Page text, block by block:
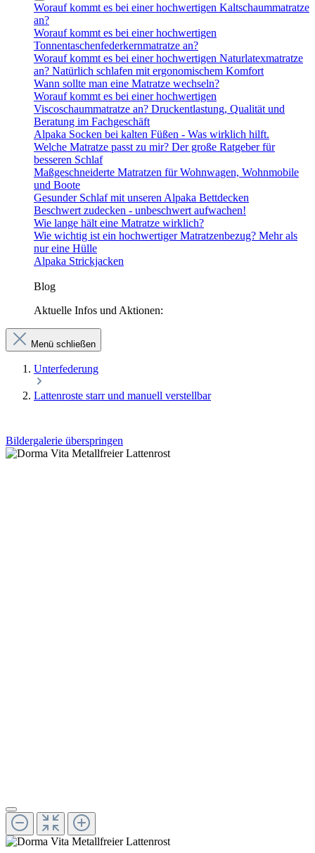
Worauf kommt es bei einer hochwertigen Kaltschaummatratze
an?
Worauf kommt es bei einer hochwertigen
Tonnentaschenfederkernmatratze an?
Worauf kommt es bei einer hochwertigen Naturlatexmatratze
an? Natürlich schlafen mit ergonomischem Komfort
Wann sollte man eine Matratze wechseln?
Worauf kommt es bei einer hochwertigen
Viscoschaummatratze an? Druckentlastung, Qualität und
Beratung im Fachgeschäft
Alpaka Socken bei kalten Füßen - Was wirklich hilft.
Welche Matratze passt zu mir? Der große Ratgeber für
besseren Schlaf
Maßgeschneiderte Matratzen für Wohnwagen, Wohnmobile
und Boote
Gesunder Schlaf mit unseren Alpaka Bettdecken
Beschwert zudecken - unbeschwert aufwachen!
Wie lange hält eine Matratze wirklich?
Wie wichtig ist ein hochwertiger Matratzenbezug? Mehr als
nur eine Hülle
Alpaka Strickjacken
Blog
Aktuelle Infos und Aktionen:
Menü schließen
Unterfederung
Lattenroste starr und manuell verstellbar
Bildergalerie überspringen